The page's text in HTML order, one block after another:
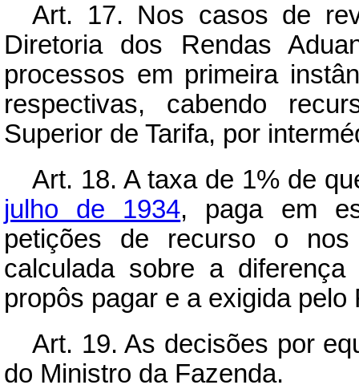
Art. 17. Nos casos de
Diretoria dos Rendas
processos em primeira
respectivas, cabendo
Superior de Tarifa, por
Art. 18. A taxa de 1% de
julho de 1934, paga em
petições de recurso o nos
calculada sobre a
propôs pagar e a exigida pelo
Art. 19. As decisões por
do Ministro da Fazenda.